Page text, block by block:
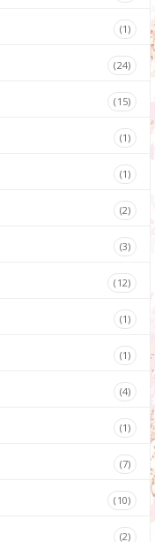
(1)
(24)
(15)
(1)
(1)
(2)
(3)
(12)
(1)
(1)
(4)
(1)
(7)
(10)
(2)